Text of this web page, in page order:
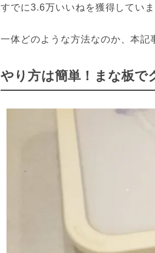
すでに3.6万いいねを獲得していま
一体どのような方法なのか、本記
やり方は簡単！まな板で